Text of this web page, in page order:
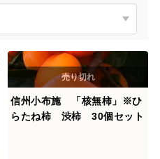
信州小布施 「核無柿」※ひ
らたね柿 渋柿 30個セット